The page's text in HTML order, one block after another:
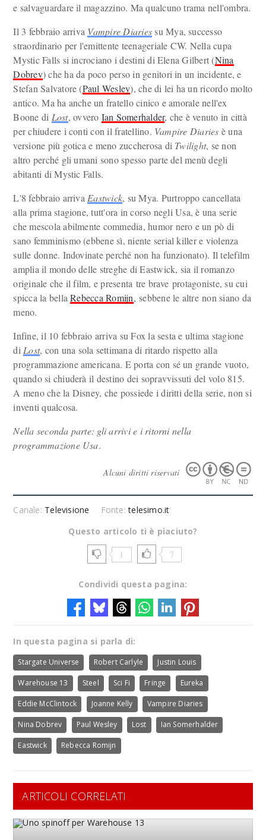
e salvaguardare il magazzino. Ma qualcuno trama nell'ombra.
Il 3 febbraio arriva Vampire Diariessu Mya, successo
straordinario per l'emittente teenageriale CW. Nella cupa
Mystic Falls si incrociano i destini di Elena Gilbert (Nina
Dobrev) che ha da poco perso in genitori in un incidente, e
Stefan Salvatore (Paul Wesley), che di lei ha un ricordo molto
antico. Ma ha anche un fratello cinico e amorale nell'ex
Boone di Lost, ovvero Ian Somerhalder, che è venuto in città
per chiudere i conti con il fratellino. Vampire Diaries è una
versione più gotica e meno zuccherosa di Twilight, se non
altro perché gli umani sono spesso parte del menù degli
abitanti di Mystic Falls.
L'8 febbraio arriva Eastwick, su Mya. Purtroppo cancellata
alla prima stagione, tutt'ora in corso negli Usa, è una serie
che mescola abilmente commedia, humor nero e un pò di
sano femminismo (ebbene sì, niente serial killer e violenza
sulle donne. Indovinate perché non ha funzionato). Il telefilm
amplia il mondo delle streghe di Eastwick, sia il romanzo
originale che il film, e presenta tre brave protagoniste, su cui
spicca la bellaRebecca Romijn, sebbene le altre non siano da
meno.
Infine, il 10 febbraio arriva su Fox la sesta e ultima stagione
di Lost, con una sola settimana di ritardo rispetto alla
programmazione americana. E porta con sé un grande vuoto,
quando si chiuderà il destino dei sopravvissuti del volo 815.
A meno che la Disney, che possiede i diritti della serie, non si
inventi qualcosa.
Nella seconda parte: gli arrivi e i ritorni nella
programmazione Usa.
Alcuni diritti riservati
Canale: Televisione Fonte:telesimo.it
Questo articolo ti è piaciuto?
1 7
Condividi questa pagina:
In questa pagina si parla di:
Stargate Universe Robert Carlyle Justin Louis
Warehouse 13 Steel Sci Fi Fringe Eureka
Eddie McClintock Joanne Kelly Vampire Diaries
Nina Dobrev Paul Wesley Lost Ian Somerhalder
Eastwick Rebecca Romijn
ARTICOLI CORRELATI